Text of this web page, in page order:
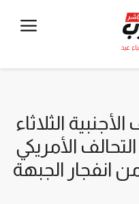
عيد
الثلاثاء
الأمريكي
انفجار الجبهة